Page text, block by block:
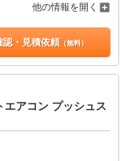
他の情報を開く
認・見積依頼（無料）
エアコン プッシュス